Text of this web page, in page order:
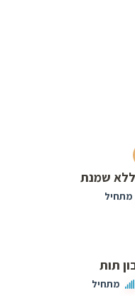
ללא שמנת
מתחיל
תות
מתחיל